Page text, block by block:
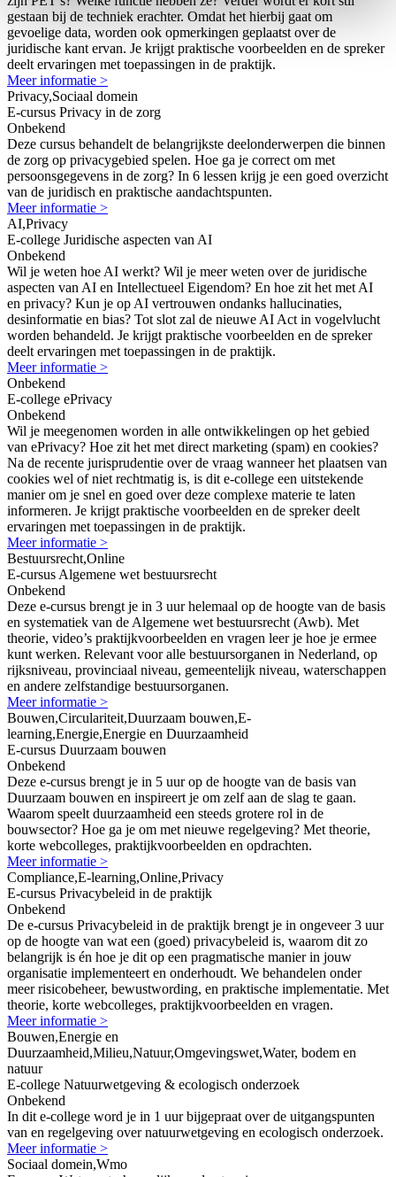
gestaan bij de techniek erachter. Omdat het hierbij gaat om
gevoelige data, worden ook opmerkingen geplaatst over de
juridische kant ervan. Je krijgt praktische voorbeelden en de spreker
deelt ervaringen met toepassingen in de praktijk.
Meer informatie >
Privacy,Sociaal domein
E-cursus Privacy in de zorg
Onbekend
Deze cursus behandelt de belangrijkste deelonderwerpen die binnen
de zorg op privacygebied spelen. Hoe ga je correct om met
persoonsgegevens in de zorg? In 6 lessen krijg je een goed overzicht
van de juridisch en praktische aandachtspunten.
Meer informatie >
AI,Privacy
E-college Juridische aspecten van AI
Onbekend
Wil je weten hoe AI werkt? Wil je meer weten over de juridische
aspecten van AI en Intellectueel Eigendom? En hoe zit het met AI
en privacy? Kun je op AI vertrouwen ondanks hallucinaties,
desinformatie en bias? Tot slot zal de nieuwe AI Act in vogelvlucht
worden behandeld. Je krijgt praktische voorbeelden en de spreker
deelt ervaringen met toepassingen in de praktijk.
Meer informatie >
Onbekend
E-college ePrivacy
Onbekend
Wil je meegenomen worden in alle ontwikkelingen op het gebied
van ePrivacy? Hoe zit het met direct marketing (spam) en cookies?
Na de recente jurisprudentie over de vraag wanneer het plaatsen van
cookies wel of niet rechtmatig is, is dit e-college een uitstekende
manier om je snel en goed over deze complexe materie te laten
informeren. Je krijgt praktische voorbeelden en de spreker deelt
ervaringen met toepassingen in de praktijk.
Meer informatie >
Bestuursrecht,Online
E-cursus Algemene wet bestuursrecht
Onbekend
Deze e-cursus brengt je in 3 uur helemaal op de hoogte van de basis
en systematiek van de Algemene wet bestuursrecht (Awb). Met
theorie, video’s praktijkvoorbeelden en vragen leer je hoe je ermee
kunt werken. Relevant voor alle bestuursorganen in Nederland, op
rijksniveau, provinciaal niveau, gemeentelijk niveau, waterschappen
en andere zelfstandige bestuursorganen.
Meer informatie >
Bouwen,Circulariteit,Duurzaam bouwen,E-
learning,Energie,Energie en Duurzaamheid
E-cursus Duurzaam bouwen
Onbekend
Deze e-cursus brengt je in 5 uur op de hoogte van de basis van
Duurzaam bouwen en inspireert je om zelf aan de slag te gaan.
Waarom speelt duurzaamheid een steeds grotere rol in de
bouwsector? Hoe ga je om met nieuwe regelgeving? Met theorie,
korte webcolleges, praktijkvoorbeelden en opdrachten.
Meer informatie >
Compliance,E-learning,Online,Privacy
E-cursus Privacybeleid in de praktijk
Onbekend
De e-cursus Privacybeleid in de praktijk brengt je in ongeveer 3 uur
op de hoogte van wat een (goed) privacybeleid is, waarom dit zo
belangrijk is én hoe je dit op een pragmatische manier in jouw
organisatie implementeert en onderhoudt. We behandelen onder
meer risicobeheer, bewustwording, en praktische implementatie. Met
theorie, korte webcolleges, praktijkvoorbeelden en vragen.
Meer informatie >
Bouwen,Energie en
Duurzaamheid,Milieu,Natuur,Omgevingswet,Water, bodem en
natuur
E-college Natuurwetgeving & ecologisch onderzoek
Onbekend
In dit e-college word je in 1 uur bijgepraat over de uitgangspunten
van en regelgeving over natuurwetgeving en ecologisch onderzoek.
Meer informatie >
Sociaal domein,Wmo